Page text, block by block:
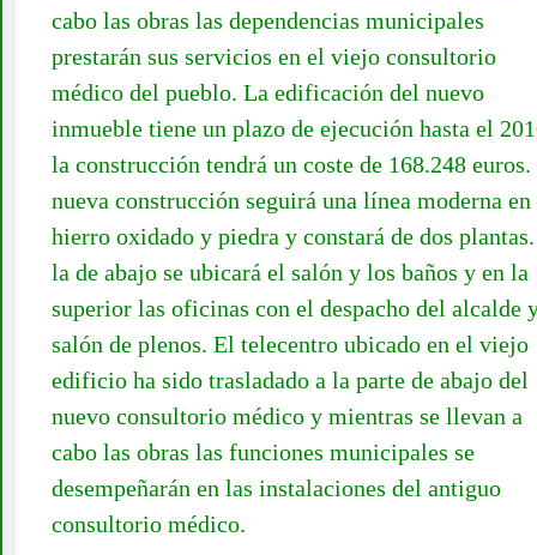
cabo las obras las dependencias municipales
prestarán sus servicios en el viejo consultorio
médico del pueblo. La edificación del nuevo
inmueble tiene un plazo de ejecución hasta el
la construcción tendrá un coste de 168.248 euros.
nueva construcción seguirá una línea moderna en
hierro oxidado y piedra y constará de dos
la de abajo se ubicará el salón y los baños y en la
superior las oficinas con el despacho del alcalde
salón de plenos. El telecentro ubicado en el viejo
edificio ha sido trasladado a la parte de abajo del
nuevo consultorio médico y mientras se llevan a
cabo las obras las funciones municipales se
desempeñarán en las instalaciones del antiguo
consultorio médico.